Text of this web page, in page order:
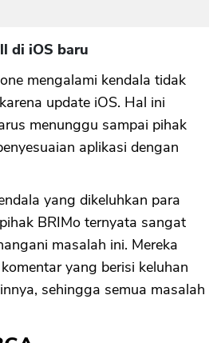
di iOS baru
mengalami kendala tidak
update iOS. Hal ini
menunggu sampai pihak
aplikasi dengan
yang dikeluhkan para
BRIMo ternyata sangat
masalah ini. Mereka
yang berisi keluhan
sehingga semua masalah